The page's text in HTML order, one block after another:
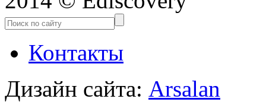
Контакты
Дизайн сайта: Arsalan